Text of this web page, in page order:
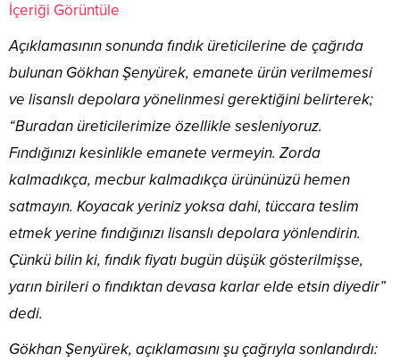
İçeriği Görüntüle
Açıklamasının sonunda fındık üreticilerine de çağrıda
bulunan Gökhan Şenyürek, emanete ürün verilmemesi
ve lisanslı depolara yönelinmesi gerektiğini belirterek;
“Buradan üreticilerimize özellikle sesleniyoruz.
Fındığınızı kesinlikle emanete vermeyin. Zorda
kalmadıkça, mecbur kalmadıkça ürününüzü hemen
satmayın. Koyacak yeriniz yoksa dahi, tüccara teslim
etmek yerine fındığınızı lisanslı depolara yönlendirin.
Çünkü bilin ki, fındık fiyatı bugün düşük gösterilmişse,
yarın birileri o fındıktan devasa karlar elde etsin diyedir”
dedi.
Gökhan Şenyürek, açıklamasını şu çağrıyla sonlandırdı: